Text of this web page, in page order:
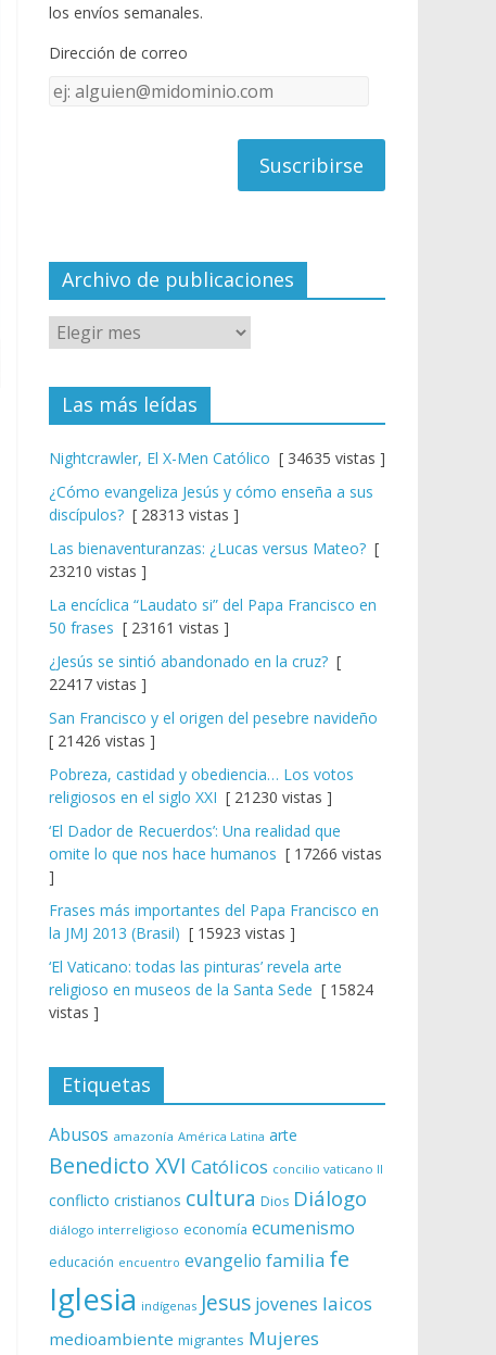
o
k e
C
el
los envíos semanales.
Dirección de correo
Dirección
Archivo de publicaciones
Las más leídas
Nightcrawler, El X-Men Católico [ 34635 vistas ]
¿Cómo evangeliza Jesús y cómo enseña a sus
discípulos? [ 28313 vistas ]
Las bienaventuranzas: ¿Lucas versus Mateo? [
23210 vistas ]
La encíclica “Laudato si” del Papa Francisco en
50 frases [ 23161 vistas ]
¿Jesús se sintió abandonado en la cruz? [
22417 vistas ]
San Francisco y el origen del pesebre navideño
[ 21426 vistas ]
Pobreza, castidad y obediencia… Los votos
religiosos en el siglo XXI [ 21230 vistas ]
‘El Dador de Recuerdos’: Una realidad que
omite lo que nos hace humanos [ 17266 vistas
]
Frases más importantes del Papa Francisco en
la JMJ 2013 (Brasil) [ 15923 vistas ]
‘El Vaticano: todas las pinturas’ revela arte
religioso en museos de la Santa Sede [ 15824
vistas ]
Etiquetas
Abusos amazonía América Latina arte
Benedicto XVI Católicos concilio vaticano II
conflicto cristianos cultura Dios Diálogo
diálogo interreligioso economía ecumenismo
educación encuentro evangelio familia fe
Iglesia indígenas Jesus jovenes laicos
medioambiente migrantes Mujeres